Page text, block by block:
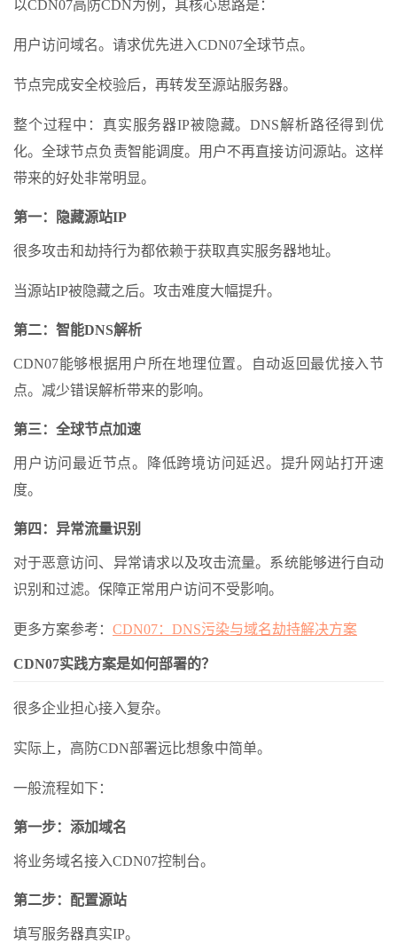
以CDN07高防CDN为例，其核心思路是：
用户访问域名。请求优先进入CDN07全球节点。
节点完成安全校验后，再转发至源站服务器。
整个过程中：真实服务器IP被隐藏。DNS解析路径得到优
化。全球节点负责智能调度。用户不再直接访问源站。这样
带来的好处非常明显。
第一：隐藏源站IP
很多攻击和劫持行为都依赖于获取真实服务器地址。
当源站IP被隐藏之后。攻击难度大幅提升。
第二：智能DNS解析
CDN07能够根据用户所在地理位置。自动返回最优接入节
点。减少错误解析带来的影响。
第三：全球节点加速
用户访问最近节点。降低跨境访问延迟。提升网站打开速
度。
第四：异常流量识别
对于恶意访问、异常请求以及攻击流量。系统能够进行自动
识别和过滤。保障正常用户访问不受影响。
更多方案参考： CDN07：DNS污染与域名劫持解决方案
CDN07实践方案是如何部署的？
很多企业担心接入复杂。
实际上，高防CDN部署远比想象中简单。
一般流程如下：
第一步：添加域名
将业务域名接入CDN07控制台。
第二步：配置源站
填写服务器真实IP。